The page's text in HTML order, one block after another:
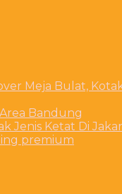
Meja Bulat,
Bandung
Jenis Ketat Di
premium